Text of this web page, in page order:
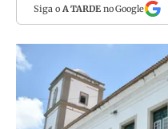
Siga o A TARDEno Google